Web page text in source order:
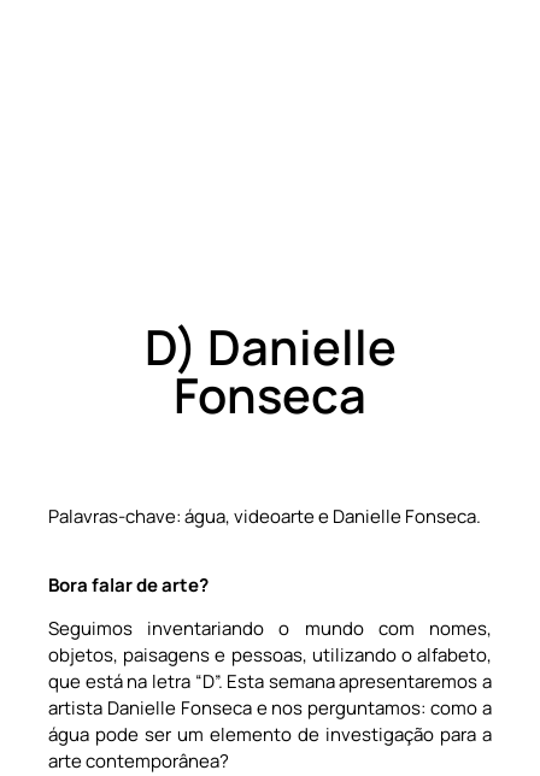
D) Danielle
Fonseca
Palavras-chave: água, videoarte e Danielle Fonseca.
Bora falar de arte?
Seguimos inventariando o mundo com nomes,
objetos, paisagens e pessoas, utilizando o alfabeto,
que está na letra “D”. Esta semana apresentaremos a
artista Danielle Fonseca e nos perguntamos: como a
água pode ser um elemento de investigação para a
arte contemporânea?